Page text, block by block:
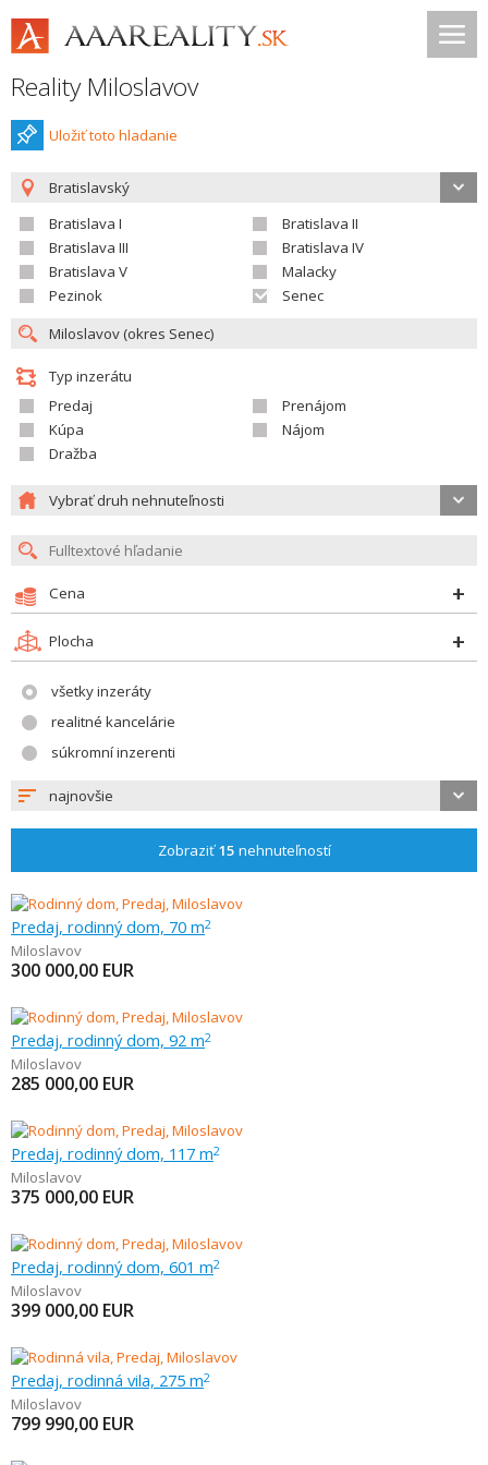
Reality Miloslavov
Uložiť toto hladanie
Bratislavský
Bratislava I
Bratislava II
Bratislava III
Bratislava IV
Bratislava V
Malacky
Pezinok
Senec
Typ inzerátu
Predaj
Prenájom
Kúpa
Nájom
Dražba
Vybrať druh nehnuteľnosti
Cena
Plocha
všetky inzeráty
realitné kancelárie
súkromní inzerenti
najnovšie
Zobraziť15 nehnuteľností
Predaj, rodinný dom, 70 m2
Miloslavov
300 000,00 EUR
Predaj, rodinný dom, 92 m2
Miloslavov
285 000,00 EUR
Predaj, rodinný dom, 117 m2
Miloslavov
375 000,00 EUR
Predaj, rodinný dom, 601 m2
Miloslavov
399 000,00 EUR
Predaj, rodinná vila, 275 m2
Miloslavov
799 990,00 EUR